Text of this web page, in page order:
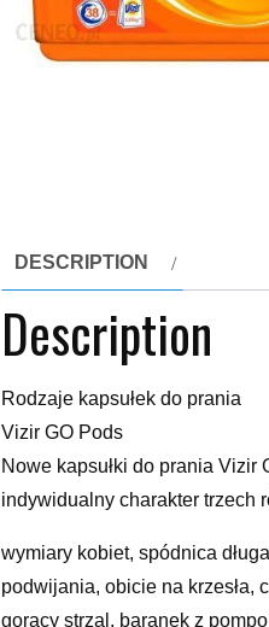
DESCRIPTION
Description
Rodzaje kapsułek do prania
Vizir GO Pods
Nowe kapsułki do prania
indywidualny charakter trzech
wymiary kobiet, spódnica
podwijania, obicie na krzesła,
goracy strzal, baranek z